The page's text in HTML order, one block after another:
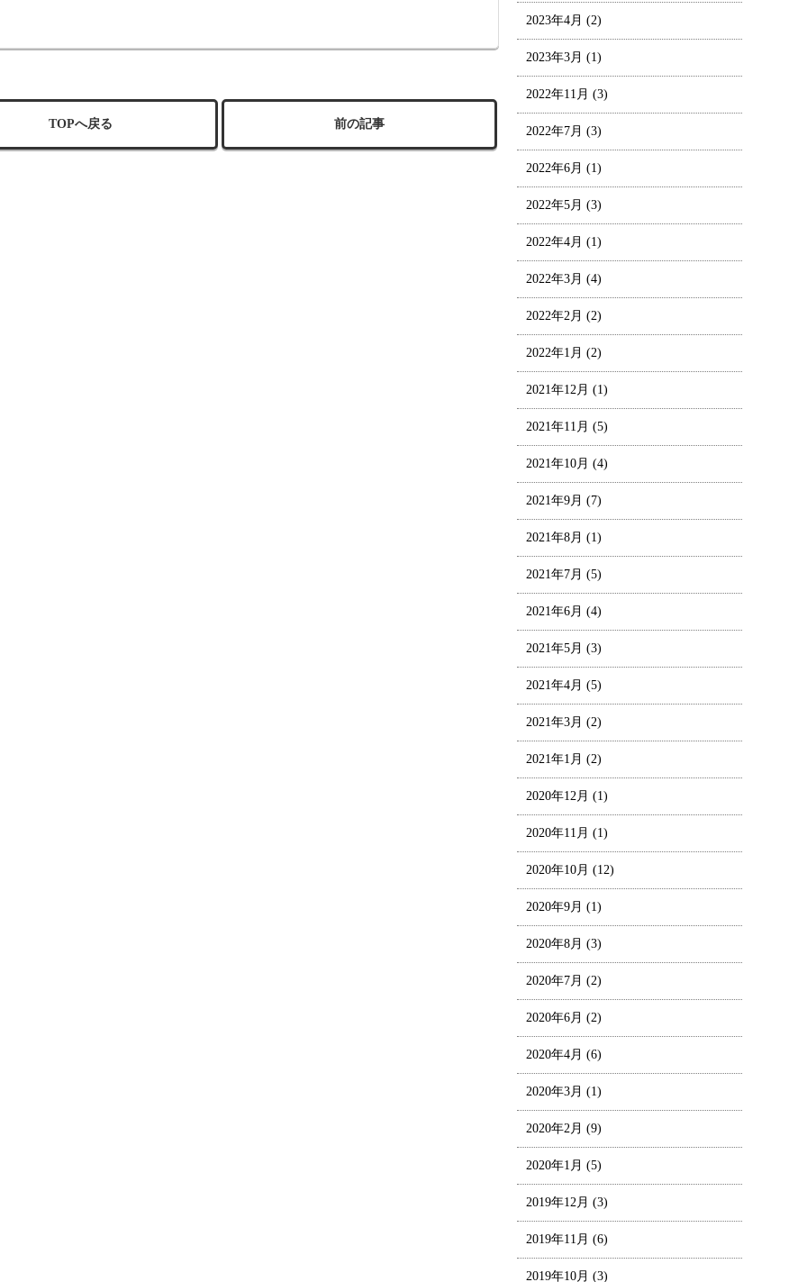
TOPへ戻る 前の記事
2023年4月 (2)
2023年3月 (1)
2022年11月 (3)
2022年7月 (3)
2022年6月 (1)
2022年5月 (3)
2022年4月 (1)
2022年3月 (4)
2022年2月 (2)
2022年1月 (2)
2021年12月 (1)
2021年11月 (5)
2021年10月 (4)
2021年9月 (7)
2021年8月 (1)
2021年7月 (5)
2021年6月 (4)
2021年5月 (3)
2021年4月 (5)
2021年3月 (2)
2021年1月 (2)
2020年12月 (1)
2020年11月 (1)
2020年10月 (12)
2020年9月 (1)
2020年8月 (3)
2020年7月 (2)
2020年6月 (2)
2020年4月 (6)
2020年3月 (1)
2020年2月 (9)
2020年1月 (5)
2019年12月 (3)
2019年11月 (6)
2019年10月 (3)